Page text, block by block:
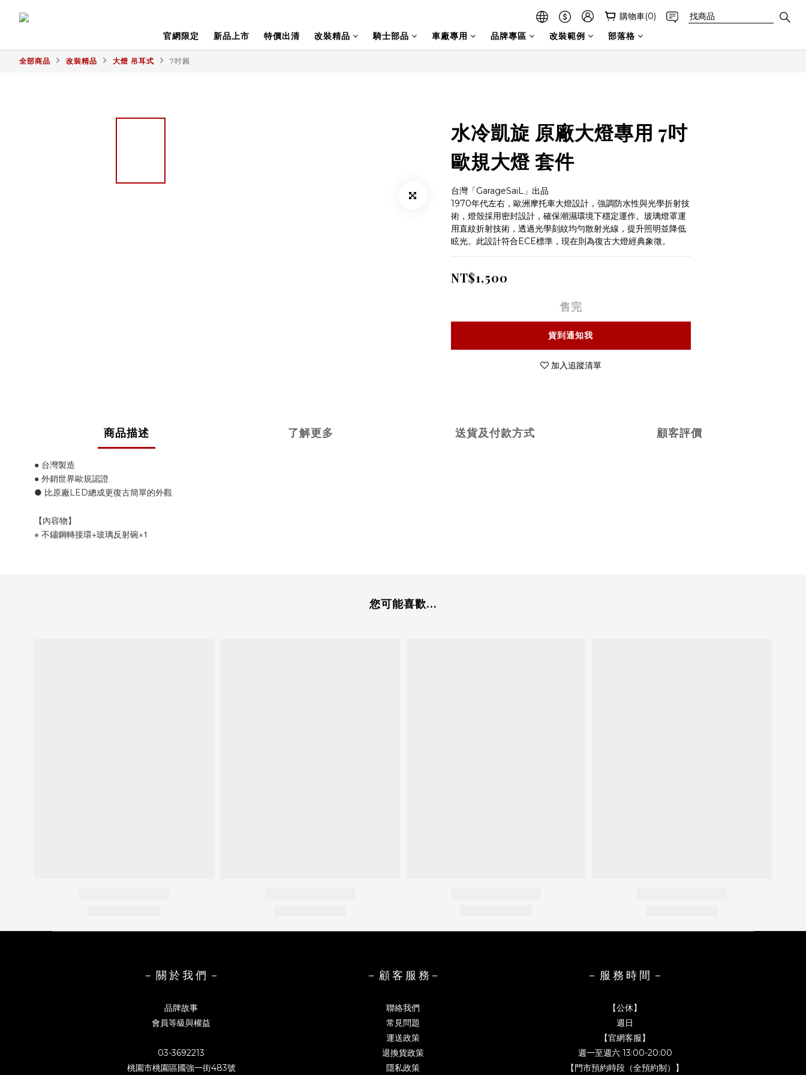
購物車(0)
官網限定
新品上市 特價出清 改裝精品 騎士部品 車廠專用 品牌專區 改裝範例 部落格
全部商品 改裝精品 大燈 吊耳式 7吋圓
水冷凱旋 原廠大燈專用 7吋
歐規大燈 套件
台灣「GarageSaiL」出品
1970年代左右，歐洲摩托車大燈設計，強調防水性與光學折射技
術，燈殼採用密封設計，確保潮濕環境下穩定運作。玻璃燈罩運
用直紋折射技術，透過光學刻紋均勻散射光線，提升照明並降低
眩光。此設計符合ECE標準，現在則為復古大燈經典象徵。
NT$1,500
售完
貨到通知我
加入追蹤清單
商品描述 了解更多 送貨及付款方式 顧客評價
● 台灣製造
● 外銷世界歐規認證
● 比原廠LED總成更復古簡單的外觀
【內容物】
※ 不鏽鋼轉接環+玻璃反射碗×1
您可能喜歡...
－ 關 於 我 們 －
品牌故事
會員等級與權益
03-3692213
桃園市桃園區國強一街483號
－ 顧 客 服 務－
聯絡我們
常見問題
運送政策
退換貨政策
隱私政策
－ 服 務 時 間 －
【公休】
週日
【官網客服】
週一至週六 13:00-20:00
【門市預約時段（全預約制）】